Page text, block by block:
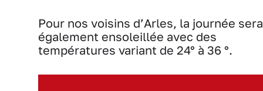
Pour nos voisins d’Arles, la journée sera
également ensoleillée avec des
températures variant de 24° à 36 °.